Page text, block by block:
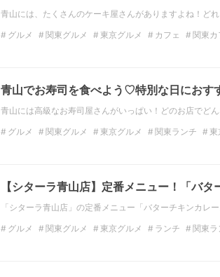
青山には、たくさんのケーキ屋さんがありますよね！ど
グルメ 関東グルメ 東京グルメ カフェ 関東カ
青山でお寿司を食べよう♡特別な日におす
青山には高級なお寿司屋さんがいっぱい！どのお店でど
グルメ 関東グルメ 東京グルメ 関東ランチ 東
【シターラ青山店】定番メニュー！「バ
「シターラ青山店」の定番メニュー「バターチキンカレ
グルメ 関東グルメ 東京グルメ ランチ 関東ラ